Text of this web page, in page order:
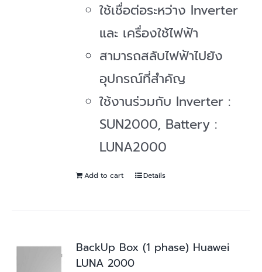
ใช้เชื่อต่อระหว่าง Inverter
และ เครื่องใช้ไฟฟ้า
สามารถสลับไฟฟ้าไปยัง
อุปกรณ์ที่สำคัญ
ใช้งานร่วมกับ Inverter :
SUN2000, Battery :
LUNA2000
Add to cart Details
BackUp Box (1 phase) Huawei
LUNA 2000